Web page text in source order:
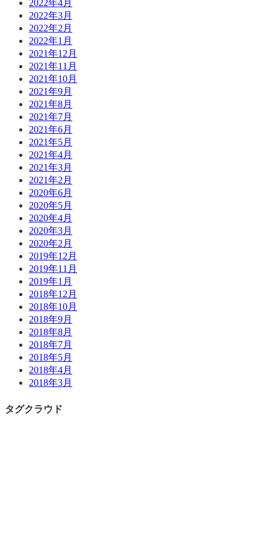
2022年4月
2022年3月
2022年2月
2022年1月
2021年12月
2021年11月
2021年10月
2021年9月
2021年8月
2021年7月
2021年6月
2021年5月
2021年4月
2021年3月
2021年2月
2020年6月
2020年5月
2020年4月
2020年3月
2020年2月
2019年12月
2019年11月
2019年1月
2018年12月
2018年10月
2018年9月
2018年8月
2018年7月
2018年5月
2018年4月
2018年3月
タグクラウド